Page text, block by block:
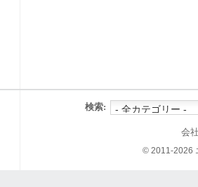
検索:
会
© 2011-2026